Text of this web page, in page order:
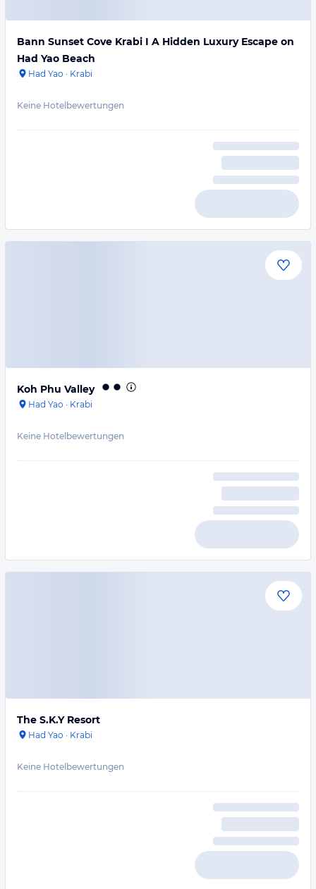
Bann Sunset Cove Krabi I A Hidden Luxury Escape on
Had Yao Beach
Had Yao · Krabi
Keine Hotelbewertungen
Koh Phu Valley
Had Yao · Krabi
Keine Hotelbewertungen
The S.K.Y Resort
Had Yao · Krabi
Keine Hotelbewertungen